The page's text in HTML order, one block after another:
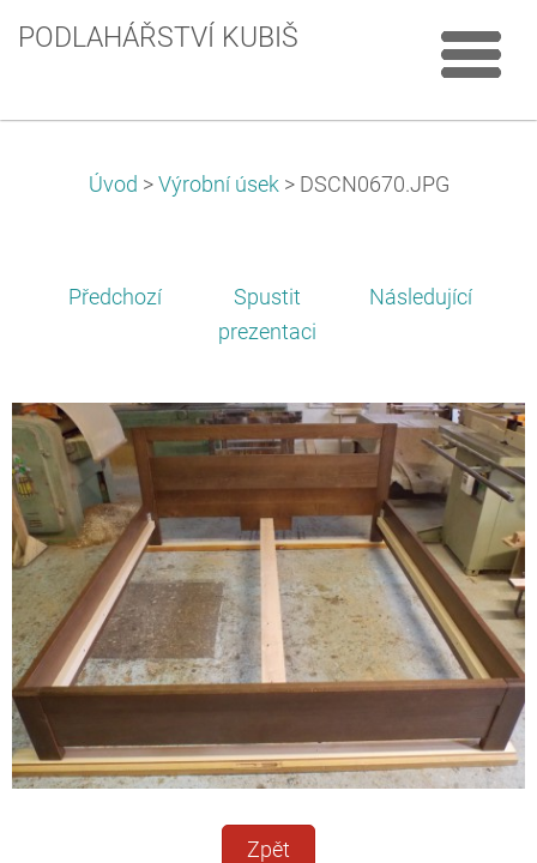
PODLAHÁŘSTVÍ KUBIŠ
Úvod > Výrobní úsek > DSCN0670.JPG
Předchozí
Spustit
prezentaci
Následující
Zpět